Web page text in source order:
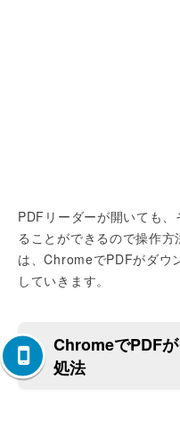
PDFリーダーが開いても
ることができるので操作
は、ChromeでPDFがダウ
していきます。
ChromeでPDF
処法